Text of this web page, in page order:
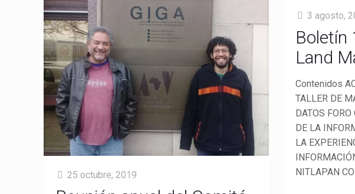
25 octubre, 2019
3 agosto,
Boletín
Land
Contenidos
TALLER DE
DATOS
DE LA
LA
NITLAPAN